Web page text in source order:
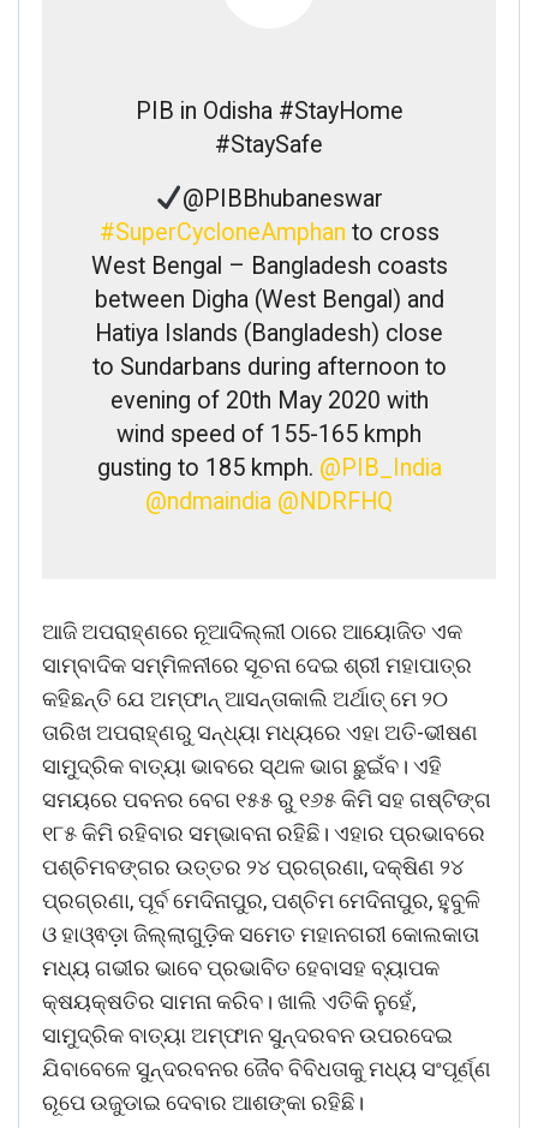
PIB in Odisha #StayHome
#StaySafe
@PIBBhubaneswar
#SuperCycloneAmphan to cross
West Bengal – Bangladesh coasts
between Digha (West Bengal) and
Hatiya Islands (Bangladesh) close
to Sundarbans during afternoon to
evening of 20th May 2020 with
wind speed of 155-165 kmph
gusting to 185 kmph. @PIB_India
@ndmaindia @NDRFHQ
ଆଜି ଅପରାହ୍ଣରେ ନୂଆଦିଲ୍ଲୀ ଠାରେ ଆୟୋଜିତ ଏକ
ସାମ୍ବାଦିକ ସମ୍ମିଳନୀରେ ସୂଚନା ଦେଇ ଶ୍ରୀ ମହାପାତ୍ର
କହିଛନ୍ତି ଯେ ଅମ୍ଫାନ୍‌ ଆସନ୍ତାକାଲି ଅର୍ଥାତ୍‌ ମେ ୨୦
ତାରିଖ ଅପରାହ୍ଣରୁ ସନ୍ଧ୍ୟା ମଧ୍ୟରେ ଏହା ଅତି-ଭୀଷଣ
ସାମୁଦ୍ରିକ ବାତ୍ୟା ଭାବରେ ସ୍ଥଳ ଭାଗ ଛୁଇଁବ। ଏହି
ସମୟରେ ପବନର ବେଗ ୧୫୫ ରୁ ୧୬୫ କିମି ସହ ଗଷ୍ଟିଙ୍ଗ
୧୮୫ କିମି ରହିବାର ସମ୍ଭାବନା ରହିଛି। ଏହାର ପ୍ରଭାବରେ
ପଶ୍ଚିମବଙ୍ଗର ଉତ୍ତର ୨୪ ପ୍ରଗ୍ରଣା, ଦକ୍ଷିଣ ୨୪
ପ୍ରଗ୍ରଣା, ପୂର୍ବ ମେଦିନାପୁର, ପଶ୍ଚିମ ମେଦିନାପୁର, ହୁବୁଳି
ଓ ହାଓ୍ଵଡ଼ା ଜିଲ୍ଲାଗୁଡ଼ିକ ସମେତ ମହାନଗରୀ କୋଲକାତା
ମଧ୍ୟ ଗଭୀର ଭାବେ ପ୍ରଭାବିତ ହେବାସହ ବ୍ୟାପକ
କ୍ଷୟକ୍ଷତିର ସାମନା କରିବ। ଖାଲି ଏତିକି ନୁହେଁ,
ସାମୁଦ୍ରିକ ବାତ୍ୟା ଅମ୍ଫାନ ସୁନ୍ଦରବନ ଉପରଦେଇ
ଯିବାବେଳେ ସୁନ୍ଦରବନର ଜୈବ ବିବିଧତାକୁ ମଧ୍ୟ ସଂପୂର୍ଣ୍ଣ
ରୂପେ ଉଜୁଡାଇ ଦେବାର ଆଶଙ୍କା ରହିଛି।